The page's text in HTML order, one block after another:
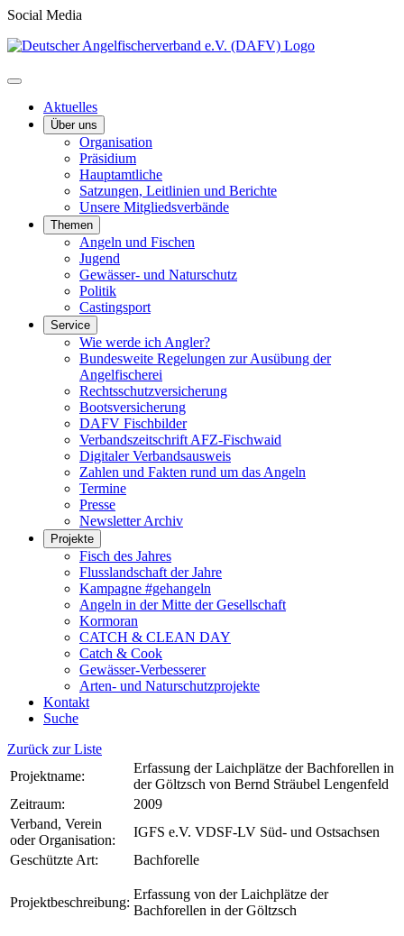
Social Media
Aktuelles
Über uns
Organisation
Präsidium
Hauptamtliche
Satzungen, Leitlinien und Berichte
Unsere Mitgliedsverbände
Themen
Angeln und Fischen
Jugend
Gewässer- und Naturschutz
Politik
Castingsport
Service
Wie werde ich Angler?
Bundesweite Regelungen zur Ausübung der
Angelfischerei
Rechtsschutzversicherung
Bootsversicherung
DAFV Fischbilder
Verbandszeitschrift AFZ-Fischwaid
Digitaler Verbandsausweis
Zahlen und Fakten rund um das Angeln
Termine
Presse
Newsletter Archiv
Projekte
Fisch des Jahres
Flusslandschaft der Jahre
Kampagne #gehangeln
Angeln in der Mitte der Gesellschaft
Kormoran
CATCH & CLEAN DAY
Catch & Cook
Gewässer-Verbesserer
Arten- und Naturschutzprojekte
Kontakt
Suche
Zurück zur Liste
Projektname:
Erfassung der Laichplätze der Bachforellen in
der Göltzsch von Bernd Sträubel Lengenfeld
Zeitraum:
2009
Verband, Verein
oder Organisation:
IGFS e.V. VDSF-LV Süd- und Ostsachsen
Geschützte Art:
Bachforelle
Projektbeschreibung:
Erfassung von der Laichplätze der
Bachforellen in der Göltzsch